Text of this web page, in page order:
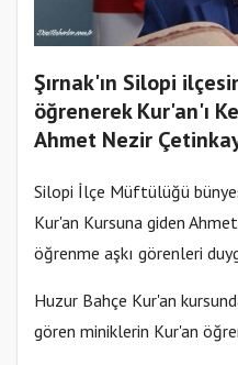
Şırnak'ın Silopi
öğrenerek Kur'an'ı
Ahmet Nezir
Silopi İlçe Müftülüğü
Kur'an Kursuna giden
öğrenme aşkı görenleri
Huzur Bahçe Kur'an
gören miniklerin Kur'an